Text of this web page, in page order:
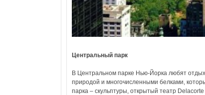
Центральный парк
В Центральном парке Нью-Йорка любят
природой и многочисленными белками,
парка – скульптуры, открытый театр